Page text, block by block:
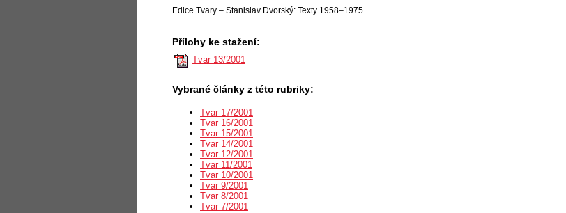
Edice Tvary – Stanislav Dvorský: Texty 1958–1975
Přílohy ke stažení:
Tvar 13/2001
Vybrané články z této rubriky:
Tvar 17/2001
Tvar 16/2001
Tvar 15/2001
Tvar 14/2001
Tvar 12/2001
Tvar 11/2001
Tvar 10/2001
Tvar 9/2001
Tvar 8/2001
Tvar 7/2001